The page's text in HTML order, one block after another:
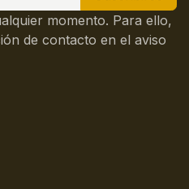
momento. Para ello,
de contacto en el aviso